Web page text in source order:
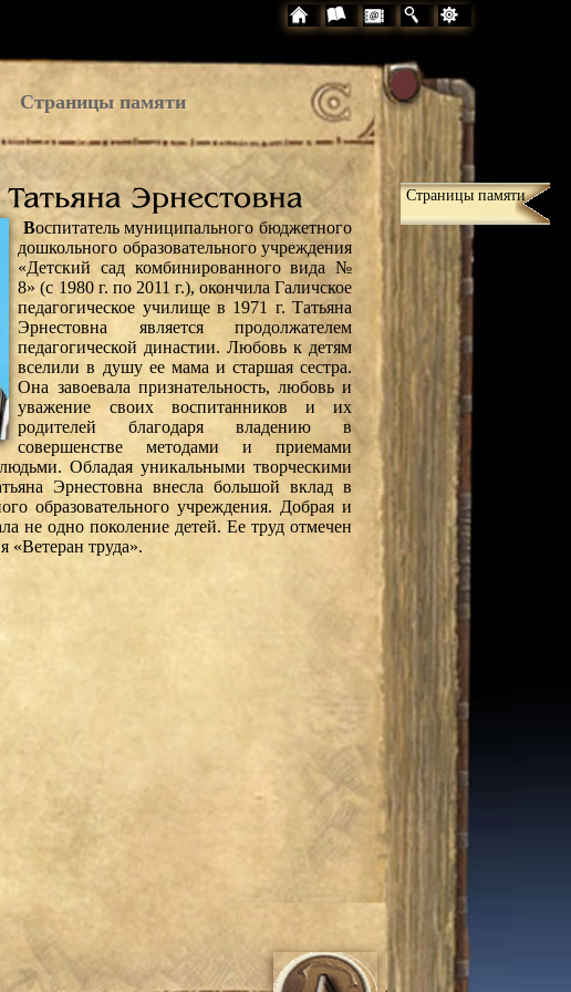
Страницы памяти
Воспитатель муниципального бюджетного
дошкольного образовательного учреждения
«Детский сад комбинированного вида №
8» (с 1980 г. по 2011 г.), окончила Галичское
педагогическое училище в 1971 г. Татьяна
Эрнестовна является продолжателем
педагогической династии. Любовь к детям
вселили в душу ее мама и старшая сестра.
Она завоевала признательность, любовь и
уважение своих воспитанников и их
родителей благодаря владению в
совершенстве методами и приемами
Обладая уникальными творческими
Эрнестовна внесла большой вклад в
образовательного учреждения. Добрая и
не одно поколение детей. Ее труд отмечен
«Ветеран труда».
Страницы памяти